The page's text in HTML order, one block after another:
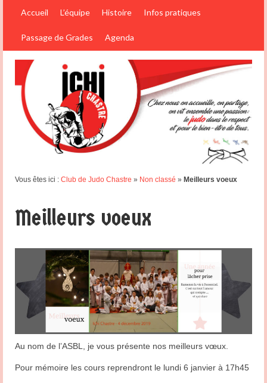
Accueil L’équipe Histoire Infos pratiques
Passage de Grades Agenda
Vous êtes ici : Club de Judo Chastre » Non classé » Meilleurs voeux
Meilleurs voeux
Au nom de l’ASBL, je vous présente nos meilleurs vœux.
Pour mémoire les cours reprendront le lundi 6 janvier à 17h45